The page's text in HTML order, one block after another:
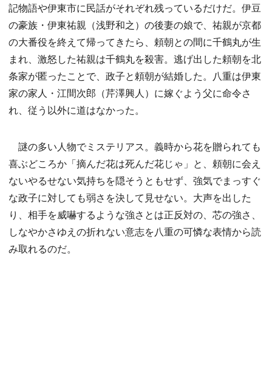
記物語や伊東市に民話がそれぞれ残っているだけだ。伊豆
の豪族・伊東祐親（浅野和之）の後妻の娘で、祐親が京都
の大番役を終えて帰ってきたら、頼朝との間に千鶴丸が生
まれ、激怒した祐親は千鶴丸を殺害。逃げ出した頼朝を北
条家が匿ったことで、政子と頼朝が結婚した。八重は伊東
家の家人・江間次郎（芹澤興人）に嫁ぐよう父に命令さ
れ、従う以外に道はなかった。
謎の多い人物でミステリアス。義時から花を贈られても
喜ぶどころか「摘んだ花は死んだ花じゃ」と、頼朝に会え
ないやるせない気持ちを隠そうともせず、強気でまっすぐ
な政子に対しても弱さを決して見せない。大声を出した
り、相手を威嚇するような強さとは正反対の、芯の強さ、
しなやかさゆえの折れない意志を八重の可憐な表情から読
み取れるのだ。